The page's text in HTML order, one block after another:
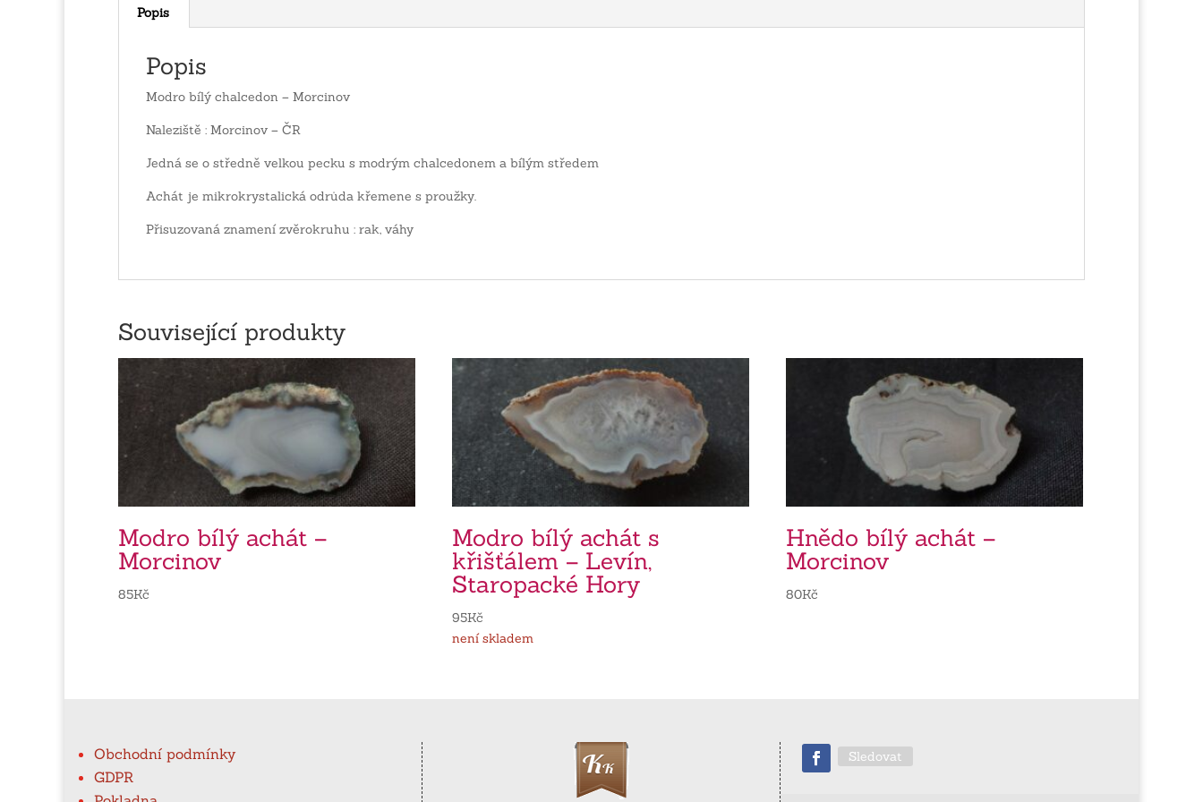
Popis
Popis
Modro bílý chalcedon – Morcinov
Naleziště : Morcinov – ČR
Jedná se o středně velkou pecku s modrým chalcedonem a bílým středem
Achát je mikrokrystalická odrůda křemene s proužky.
Přisuzovaná znamení zvěrokruhu : rak, váhy
Související produkty
Modro bílý achát –
Morcinov
85Kč
Modro bílý achát s
křišťálem – Levín,
Staropacké Hory
95Kč
není skladem
Hnědo bílý achát –
Morcinov
80Kč
Obchodní podmínky
GDPR
Sledovat